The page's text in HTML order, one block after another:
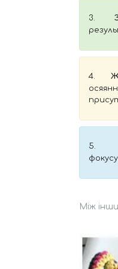
3.
4.
5.
Між